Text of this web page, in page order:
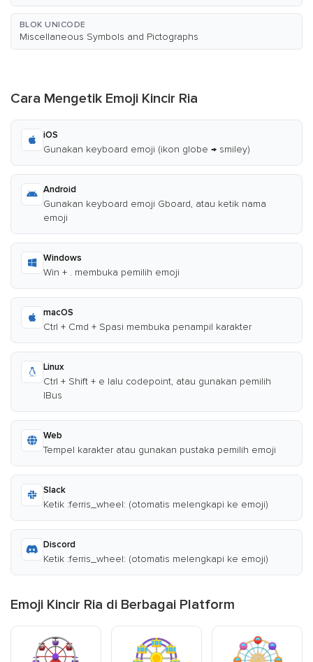
BLOK UNICODE
Miscellaneous Symbols and Pictographs
Cara Mengetik Emoji Kincir Ria
iOS
Gunakan keyboard emoji (ikon globe → smiley)
Android
Gunakan keyboard emoji Gboard, atau ketik nama
emoji
Windows
Win + . membuka pemilih emoji
macOS
Ctrl + Cmd + Spasi membuka penampil karakter
Linux
Ctrl + Shift + e lalu codepoint, atau gunakan pemilih
IBus
Web
Tempel karakter atau gunakan pustaka pemilih emoji
Slack
Ketik :ferris_wheel: (otomatis melengkapi ke emoji)
Discord
Ketik :ferris_wheel: (otomatis melengkapi ke emoji)
Emoji Kincir Ria di Berbagai Platform